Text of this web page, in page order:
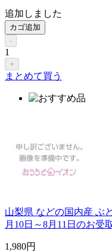
追加しました
カゴ追加
-
1
+
まとめて買う
山梨県 などの国内産 ぶ
月10日～8月11日のお受
1,980円